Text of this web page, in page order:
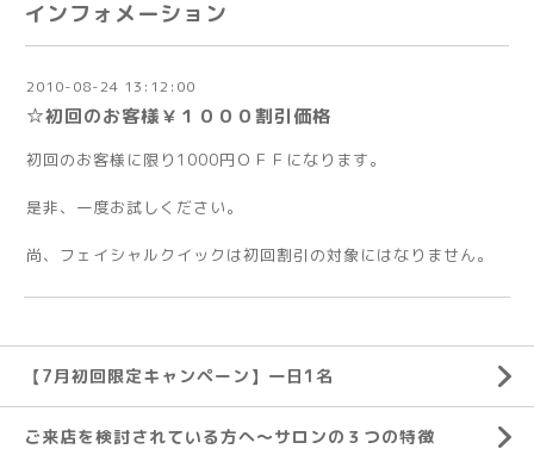
インフォメーション
2010-08-24 13:12:00
☆初回のお客様￥１０００割引価格
初回のお客様に限り1000円ＯＦＦになります。
是非、一度お試しください。
尚、フェイシャルクイックは初回割引の対象にはなりません。
【7月初回限定キャンペーン】一日1名
ご来店を検討されている方へ～サロンの３つの特徴